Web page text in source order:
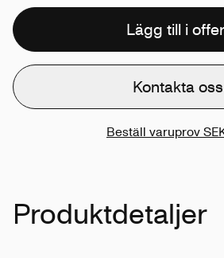
Lägg till i
Kontakta oss
Beställ varuprov
Produktdetaljer